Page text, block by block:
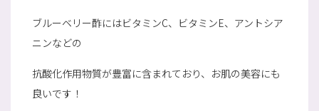
ブルーベリー酢にはビタミンC、ビタミンE、アントシア
ニンなどの
抗酸化作用物質が豊富に含まれており、お肌の美容にも
良いです！